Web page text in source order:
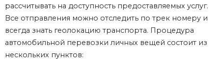
рассчитывать на доступность предоставляемых услуг.
Все отправления можно отследить по трек номеру и
всегда знать геолокацию транспорта. Процедура
автомобильной перевозки личных вещей состоит из
нескольких пунктов: